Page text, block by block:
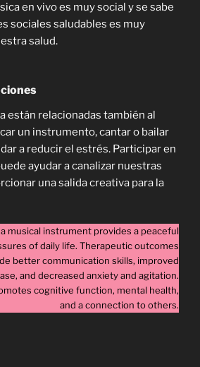
en vivo es muy social y se sabe
sociales saludables es muy
salud.
están relacionadas también al
un instrumento, cantar o bailar
a reducir el estrés. Participar en
ayudar a canalizar nuestras
una salida creativa para la
musical instrument provides a peaceful
of daily life. Therapeutic outcomes
better communication skills, improved
and decreased anxiety and agitation.
cognitive function, mental health,
and a connection to others.